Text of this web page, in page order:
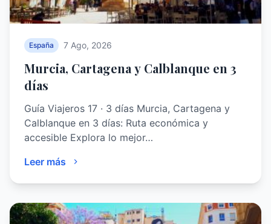
España 7 Ago, 2026
Murcia, Cartagena y Calblanque en 3
días
Guía Viajeros 17 · 3 días Murcia, Cartagena y
Calblanque en 3 días: Ruta económica y
accesible Explora lo mejor…
Leer más